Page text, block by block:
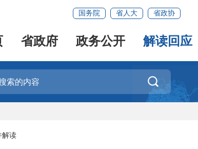
国务院 省人大 省政协
省政府 政务公开 解读回应

解读